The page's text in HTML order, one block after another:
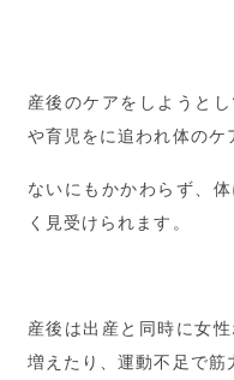
産後のケアをしようと
や育児をに追われ体のケ
ないにもかかわらず、
く見受けられます。
産後は出産と同時に女
増えたり、運動不足で筋